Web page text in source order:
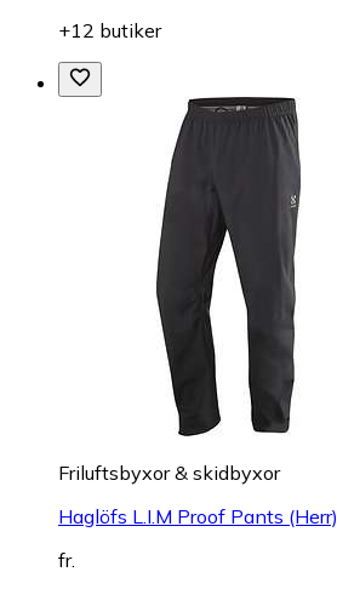
+12 butiker
Friluftsbyxor & skidbyxor
Haglöfs L.I.M Proof Pants (Herr)
fr.